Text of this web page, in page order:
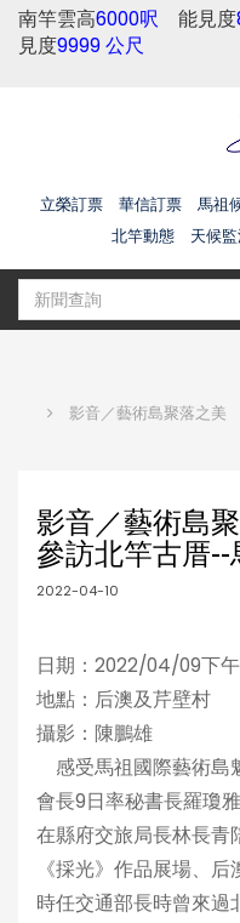
南竿雲高6000呎 能見度
見度9999 公尺
立榮訂票 華信訂票 馬祖
北竿動態
天候
影音／藝術島聚落之美
影音／藝術島
參訪北竿古厝--
2022-04-10
日期：2022/04/09下
地點：后澳及芹壁村
攝影：陳鵬雄
感受馬祖國際藝術島
會長9日率秘書長羅瓊
在縣府交旅局長林長青
《採光》作品展場、
時任交通部長時曾來過